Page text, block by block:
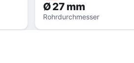
Ø 27 mm
Rohrdurchmesser